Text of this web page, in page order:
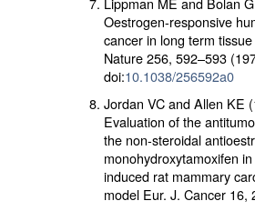
Oestrogen-responsive
cancer in long term
Nature 256, 592–593
doi:10.1038/256592a0
Jordan VC and Allen KE
Evaluation of the
the non-steroidal
monohydroxytamoxifen
induced rat mammary
model Eur. J. Cancer 16,